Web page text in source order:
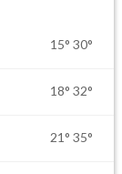
15° 30°
18° 32°
21° 35°